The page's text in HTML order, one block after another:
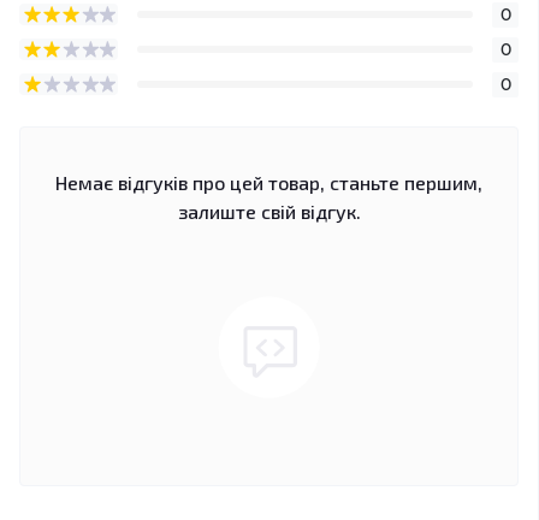
0
0
0
Немає відгуків про цей товар, станьте першим,
залиште свій відгук.